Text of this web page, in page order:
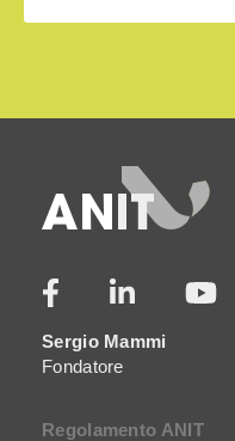
Sergio Mammi
Fondatore
Regolamento ANIT